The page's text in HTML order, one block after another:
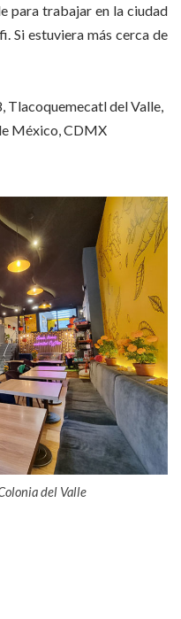
para trabajar en la ciudad
Si estuviera más cerca de
Tlacoquemecatl del Valle,
México, CDMX
del Valle